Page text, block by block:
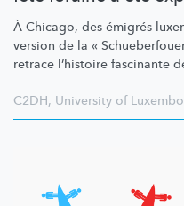
À Chicago, des émigrés
version de la «
retrace l’histoire fascinante
C2DH, University of